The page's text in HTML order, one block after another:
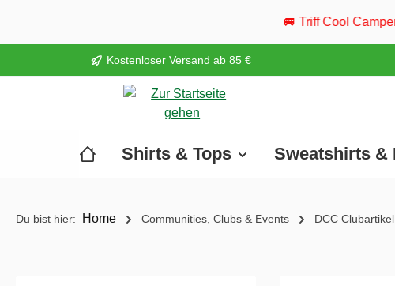
🚐 Triff Cool Camper live: Vom 20.–23.
Kostenloser Versand ab 85 €
Shirts & Tops Sweatshirts &
Du bist hier: Home Communities, Clubs & Events DCC Clubartikel